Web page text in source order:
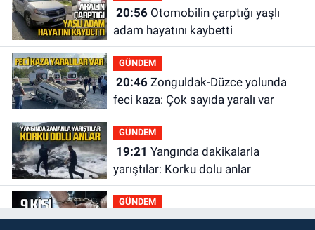
20:56Otomobilin çarptığı yaşlı
adam hayatını kaybetti
GÜNDEM
20:46Zonguldak-Düzce yolunda
feci kaza: Çok sayıda yaralı var
GÜNDEM
19:21
yarıştılar: Korku dolu anlar
GÜNDEM
19:12Polis 9 kişi yakaladı 2 kişi